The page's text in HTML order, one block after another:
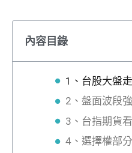
內容目錄
1、台股大盤
2、盤面波段
3、台指期貨
4、選擇權部分